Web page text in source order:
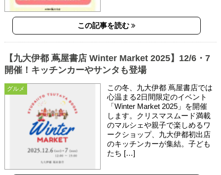
この記事を読む
グルメ
【九大伊都 蔦屋書店 Winter Market 2025】12/6・7
開催！キッチンカーやサンタも登場
この冬、九大伊都 蔦屋書店では
心温まる2日間限定のイベント
「Winter Market 2025」を開催
します。クリスマスムード満載
のマルシェや親子で楽しめるワ
ークショップ、九大伊都初出店
のキッチンカーが集結。子ども
たち […]